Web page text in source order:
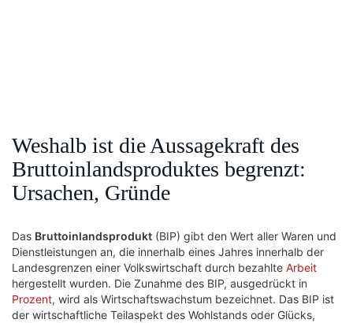
Weshalb ist die Aussagekraft des
Bruttoinlandsproduktes begrenzt:
Ursachen, Gründe
Das Bruttoinlandsprodukt (BIP) gibt den Wert aller Waren und
Dienstleistungen an, die innerhalb eines Jahres innerhalb der
Landesgrenzen einer Volkswirtschaft durch bezahlte Arbeit
hergestellt wurden. Die Zunahme des BIP, ausgedrückt in
Prozent, wird als Wirtschaftswachstum bezeichnet. Das BIP ist
der wirtschaftliche Teilaspekt des Wohlstands oder Glücks,